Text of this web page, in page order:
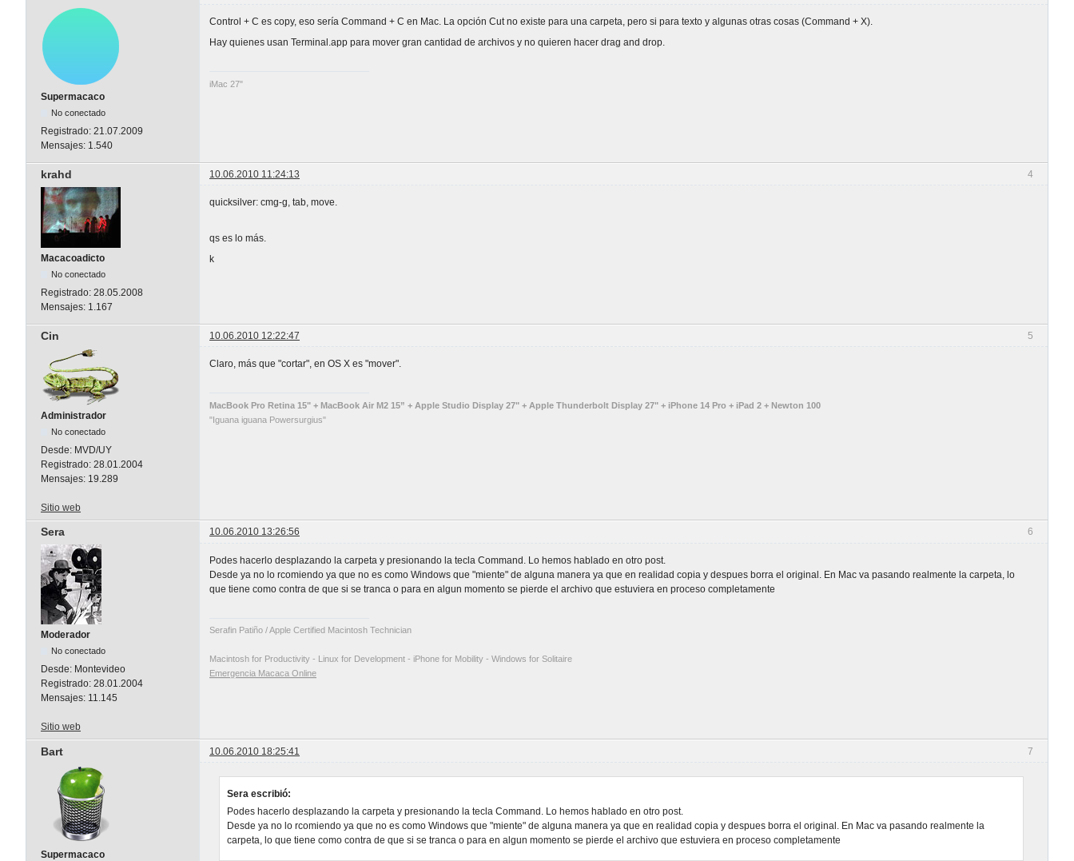
Supermacaco
No conectado
Registrado: 21.07.2009
Mensajes: 1.540
Control + C es copy, eso sería Command + C en Mac. La opción Cut no existe para una carpeta, pero si para texto y algunas otras cosas (Command + X).
Hay quienes usan Terminal.app para mover gran cantidad de archivos y no quieren hacer drag and drop.
iMac 27"
4
krahd 10.06.2010 11:24:13
Macacoadicto
No conectado
Registrado: 28.05.2008
Mensajes: 1.167
quicksilver: cmg-g, tab, move.
qs es lo más.
k
5
Cin 10.06.2010 12:22:47
Administrador
No conectado
Desde: MVD/UY
Registrado: 28.01.2004
Mensajes: 19.289
Claro, más que "cortar", en OS X es "mover".
MacBook Pro Retina 15" + MacBook Air M2 15” + Apple Studio Display 27" + Apple Thunderbolt Display 27" + iPhone 14 Pro + iPad 2 + Newton 100
"Iguana iguana Powersurgius"
Sitio web
6
Sera 10.06.2010 13:26:56
Moderador
No conectado
Desde: Montevideo
Registrado: 28.01.2004
Mensajes: 11.145
Podes hacerlo desplazando la carpeta y presionando la tecla Command. Lo hemos hablado en otro post.
Desde ya no lo rcomiendo ya que no es como Windows que "miente" de alguna manera ya que en realidad copia y despues borra el original. En Mac va pasando realmente la carpeta, lo
que tiene como contra de que si se tranca o para en algun momento se pierde el archivo que estuviera en proceso completamente
Serafin Patiño / Apple Certified Macintosh Technician
Macintosh for Productivity - Linux for Development - iPhone for Mobility - Windows for Solitaire
Emergencia Macaca Online
Sitio web
7
Bart 10.06.2010 18:25:41
Supermacaco
Sera escribió:
Podes hacerlo desplazando la carpeta y presionando la tecla Command. Lo hemos hablado en otro post.
Desde ya no lo rcomiendo ya que no es como Windows que "miente" de alguna manera ya que en realidad copia y despues borra el original. En Mac va pasando realmente la
carpeta, lo que tiene como contra de que si se tranca o para en algun momento se pierde el archivo que estuviera en proceso completamente